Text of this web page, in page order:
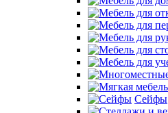
Сейфы